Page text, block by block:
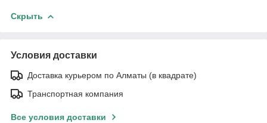
Скрыть
Условия доставки
Доставка курьером по Алматы (в квадрате)
Транспортная компания
Все условия доставки